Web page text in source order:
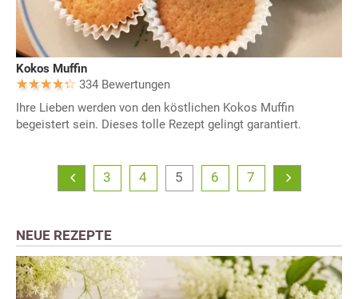
Kokos Muffin
334 Bewertungen
Ihre Lieben werden von den köstlichen Kokos Muffin
begeistert sein. Dieses tolle Rezept gelingt garantiert.
3 4 5 6 7
NEUE REZEPTE